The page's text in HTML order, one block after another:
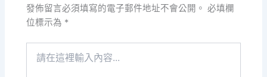
發佈留言必須填寫的電子郵件地址不會公開。 必填欄
位標示為 *